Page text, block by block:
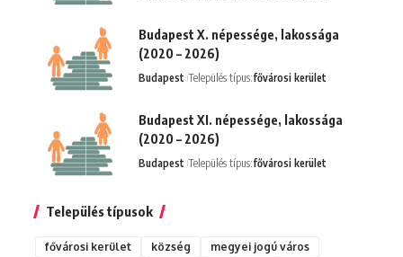
Budapest X. népessége, lakossága
(2020 – 2026)
Budapest Település típus:fővárosi kerület
Budapest XI. népessége, lakossága
(2020 – 2026)
Budapest Település típus:fővárosi kerület
Település típusok
fővárosi kerület község
megyei jogú város